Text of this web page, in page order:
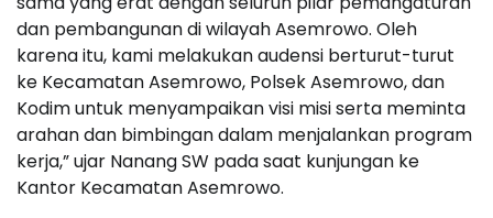
dan pembangunan di wilayah Asemrowo. Oleh
karena itu, kami melakukan audensi berturut-turut
ke Kecamatan Asemrowo, Polsek Asemrowo, dan
Kodim untuk menyampaikan visi misi serta meminta
arahan dan bimbingan dalam menjalankan program
kerja,” ujar Nanang SW pada saat kunjungan ke
Kantor Kecamatan Asemrowo.